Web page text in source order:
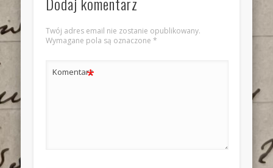
Twój adres email nie zostanie opublikowany.
Wymagane pola są oznaczone *
Komentarz
*